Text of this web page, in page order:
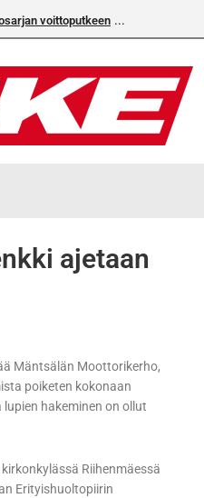
voittoputkeen
ajetaan
Mäntsälän Moottorikerho,
poiketen kokonaan
hakeminen on ollut
Riihenmäessä
Erityishuoltopiirin